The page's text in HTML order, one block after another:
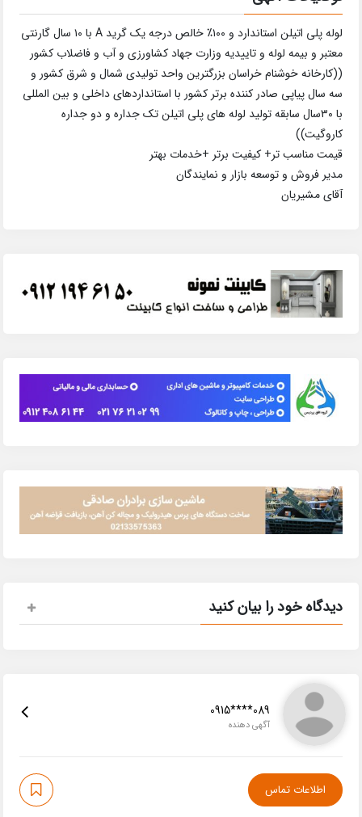
لوله پلی اتیلن استاندارد و ۱۰۰٪ خالص درجه یک گرید A با ۱۰ سال گارنتی
معتبر و بیمه لوله و تاییدیه وزارت جهاد کشاورزی و آب و فاضلاب کشور
((کارخانه خوشنام خراسان بزرگترین واحد تولیدی شمال و شرق کشور و
سه سال پیاپی صادر کننده برتر کشور با استانداردهای داخلی و بین المللی
با ۳۰سال سابقه تولید لوله های پلی اتیلن تک جداره و دو جداره
کاروگیت))
قیمت مناسب تر+ کیفیت برتر +خدمات بهتر
مدیر فروش و توسعه بازار و نمایندگان
آقای مشیریان
دیدگاه خود را بیان کنید
0915****089
آگهی دهنده
اطلاعات تماس